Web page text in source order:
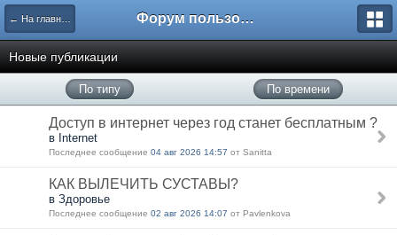
← На главную Форум пользователей ООО "Климовская сеть"
Новые публикации
По типу По времени
Доступ в интернет через год станет бесплатным ?
в Internet
Последнее сообщение 04 авг 2026 14:57 от Sanitta
КАК ВЫЛЕЧИТЬ СУСТАВЫ?
в Здоровье
Последнее сообщение 02 авг 2026 14:07 от Pavlenkova